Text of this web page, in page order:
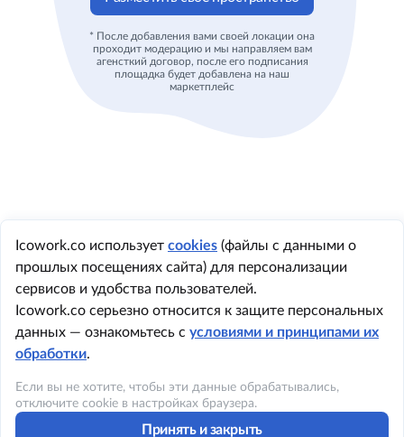
* После добавления вами своей локации она
проходит модерацию и мы направляем вам
агенсткий договор, после его подписания
площадка будет добавлена на наш
маркетплейс
Icowork.co использует cookies (файлы с данными о
прошлых посещениях сайта) для персонализации
сервисов и удобства пользователей.
Icowork.co серьезно относится к защите персональных
данных — ознакомьтесь с условиями и принципами их
обработки.
Если вы не хотите, чтобы эти данные обрабатывались,
отключите cookie в настройках браузера.
Принять и закрыть
+1 984 219 8362
Политика конфиденциальности